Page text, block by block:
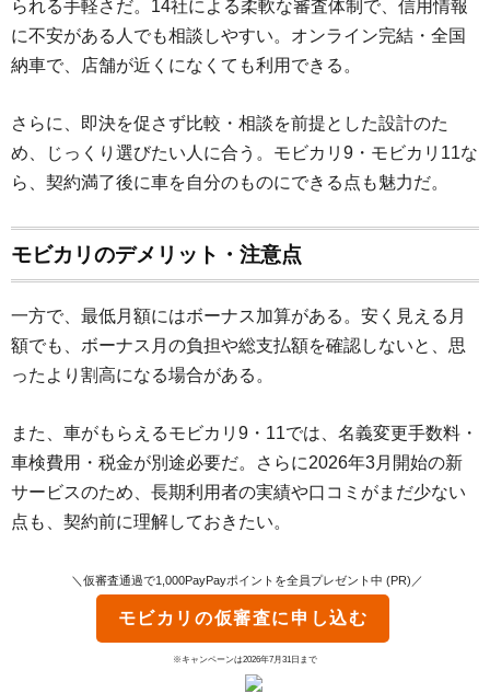
られる手軽さだ。14社による柔軟な審査体制で、信用情報
に不安がある人でも相談しやすい。オンライン完結・全国
納車で、店舗が近くになくても利用できる。
さらに、即決を促さず比較・相談を前提とした設計のた
め、じっくり選びたい人に合う。モビカリ9・モビカリ11な
ら、契約満了後に車を自分のものにできる点も魅力だ。
モビカリのデメリット・注意点
一方で、最低月額にはボーナス加算がある。安く見える月
額でも、ボーナス月の負担や総支払額を確認しないと、思
ったより割高になる場合がある。
また、車がもらえるモビカリ9・11では、名義変更手数料・
車検費用・税金が別途必要だ。さらに2026年3月開始の新
サービスのため、長期利用者の実績や口コミがまだ少ない
点も、契約前に理解しておきたい。
＼仮審査通過で1,000PayPayポイントを全員プレゼント中 (PR)／
モビカリ の仮審査に申し込む
※キャンペーンは2026年7月31日まで